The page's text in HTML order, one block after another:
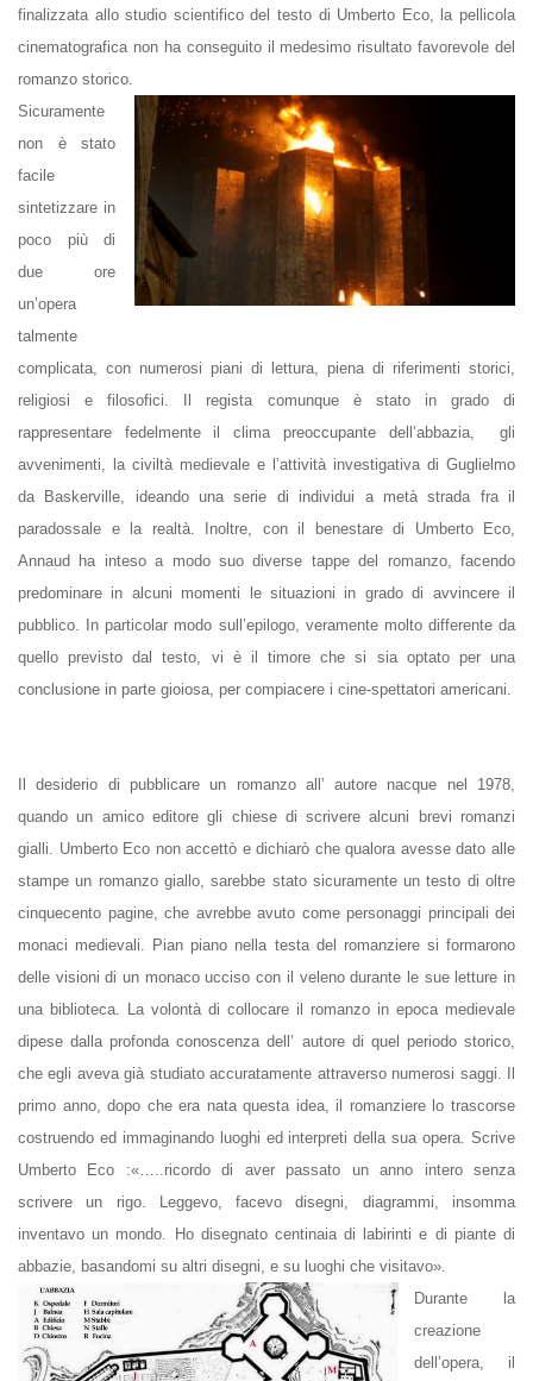
finalizzata allo studio scientifico del testo di Umberto Eco, la pellicola
cinematografica non ha conseguito il medesimo risultato favorevole del
romanzo storico.
Sicuramente
non è stato
facile
sintetizzare in
poco più di
due ore
un’opera
talmente
complicata, con numerosi piani di lettura, piena di riferimenti storici,
religiosi e filosofici. Il regista comunque è stato in grado di
rappresentare fedelmente il clima preoccupante dell’abbazia, gli
avvenimenti, la civiltà medievale e l’attività investigativa di Guglielmo
da Baskerville, ideando una serie di individui a metà strada fra il
paradossale e la realtà. Inoltre, con il benestare di Umberto Eco,
Annaud ha inteso a modo suo diverse tappe del romanzo, facendo
predominare in alcuni momenti le situazioni in grado di avvincere il
pubblico. In particolar modo sull’epilogo, veramente molto differente da
quello previsto dal testo, vi è il timore che si sia optato per una
conclusione in parte gioiosa, per compiacere i cine-spettatori americani.
Il desiderio di pubblicare un romanzo all’ autore nacque nel 1978,
quando un amico editore gli chiese di scrivere alcuni brevi romanzi
gialli. Umberto Eco non accettò e dichiarò che qualora avesse dato alle
stampe un romanzo giallo, sarebbe stato sicuramente un testo di oltre
cinquecento pagine, che avrebbe avuto come personaggi principali dei
monaci medievali. Pian piano nella testa del romanziere si formarono
delle visioni di un monaco ucciso con il veleno durante le sue letture in
una biblioteca. La volontà di collocare il romanzo in epoca medievale
dipese dalla profonda conoscenza dell’ autore di quel periodo storico,
che egli aveva già studiato accuratamente attraverso numerosi saggi. Il
primo anno, dopo che era nata questa idea, il romanziere lo trascorse
costruendo ed immaginando luoghi ed interpreti della sua opera. Scrive
Umberto Eco :«…..ricordo di aver passato un anno intero senza
scrivere un rigo. Leggevo, facevo disegni, diagrammi, insomma
inventavo un mondo. Ho disegnato centinaia di labirinti e di piante di
abbazie, basandomi su altri disegni, e su luoghi che visitavo».
Durante la
creazione
dell’opera, il